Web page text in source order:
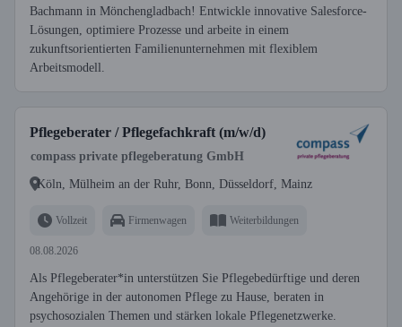
Bachmann in Mönchengladbach! Entwickle innovative Salesforce-
Lösungen, optimiere Prozesse und arbeite in einem
zukunftsorientierten Familienunternehmen mit flexiblem
Arbeitsmodell.
Pflegeberater / Pflegefachkraft (m/w/d)
compass private pflegeberatung GmbH
Köln, Mülheim an der Ruhr, Bonn, Düsseldorf, Mainz
Vollzeit Firmenwagen Weiterbildungen
08.08.2026
Als Pflegeberater*in unterstützen Sie Pflegebedürftige und deren
Angehörige in der autonomen Pflege zu Hause, beraten in
psychosozialen Themen und stärken lokale Pflegenetzwerke.